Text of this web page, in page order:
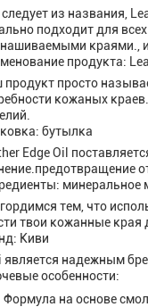
из названия,
подходит для
краями., и
продукта:
просто
кожаных
бутылка
Edge Oil
минеральное
тем, что
твои кожанные края
Киви
является надежным
особенности:
Формула на основе